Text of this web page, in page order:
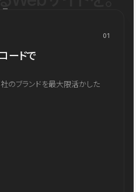
01
ードで
のブランドを最大限活かした